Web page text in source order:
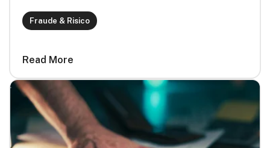
Fraude & Risico
Read More
card link